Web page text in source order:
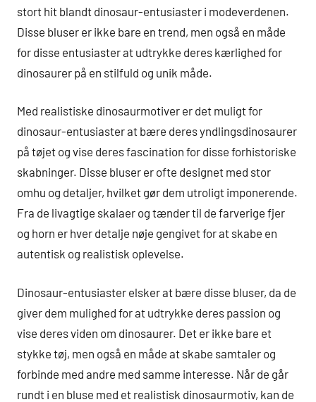
stort hit blandt dinosaur-entusiaster i modeverdenen.
Disse bluser er ikke bare en trend, men også en måde
for disse entusiaster at udtrykke deres kærlighed for
dinosaurer på en stilfuld og unik måde.
Med realistiske dinosaurmotiver er det muligt for
dinosaur-entusiaster at bære deres yndlingsdinosaurer
på tøjet og vise deres fascination for disse forhistoriske
skabninger. Disse bluser er ofte designet med stor
omhu og detaljer, hvilket gør dem utroligt imponerende.
Fra de livagtige skalaer og tænder til de farverige fjer
og horn er hver detalje nøje gengivet for at skabe en
autentisk og realistisk oplevelse.
Dinosaur-entusiaster elsker at bære disse bluser, da de
giver dem mulighed for at udtrykke deres passion og
vise deres viden om dinosaurer. Det er ikke bare et
stykke tøj, men også en måde at skabe samtaler og
forbinde med andre med samme interesse. Når de går
rundt i en bluse med et realistisk dinosaurmotiv, kan de